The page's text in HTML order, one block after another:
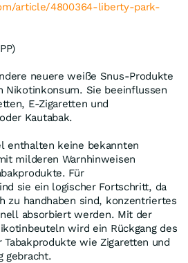
article/4800364-liberty-park-
neuere weiße Snus-Produkte
Nikotinkonsum. Sie beeinflussen
E-Zigaretten und
Kautabak.
enthalten keine bekannten
milderen Warnhinweisen
Für
sie ein logischer Fortschritt, da
zu handhaben sind, konzentriertes
absorbiert werden. Mit der
wird ein Rückgang des
Tabakprodukte wie Zigaretten und
gebracht.